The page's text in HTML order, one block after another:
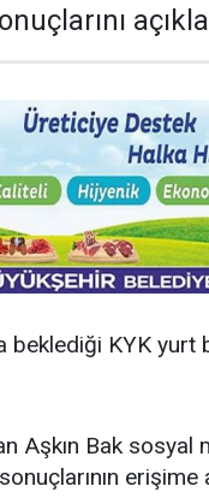
KYK yurt
Aşkın Bak sosyal
erişime